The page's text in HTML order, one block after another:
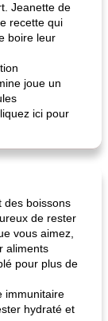
Jeanette de
recette qui
boire leur
joue un
ici pour
des boissons
de rester
vous aimez,
aliments
pour plus de
immunitaire
hydraté et